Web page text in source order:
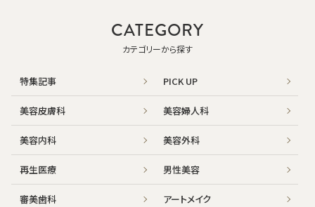
CATEGORY
カテゴリーから探す
特集記事 PICK UP
美容皮膚科 美容婦人科
美容内科 美容外科
再生医療 男性美容
審美歯科 アートメイク